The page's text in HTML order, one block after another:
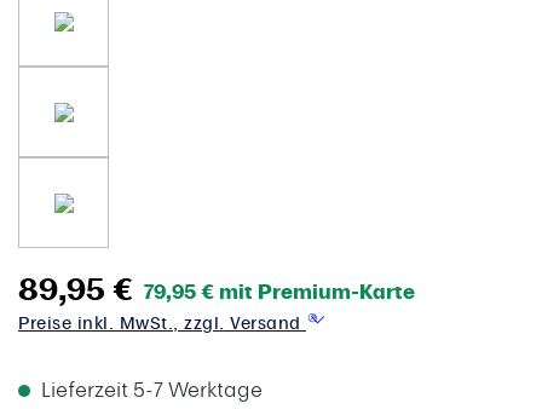
89,95 € 79,95 € mit Premium-Karte
Preise inkl. MwSt., zzgl. Versand
Lieferzeit 5-7 Werktage